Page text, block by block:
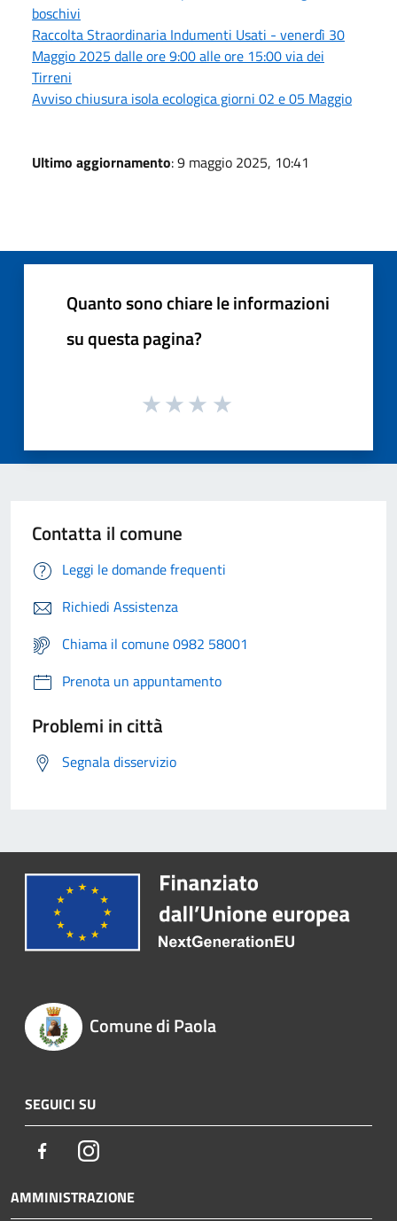
boschivi
Raccolta Straordinaria Indumenti Usati - venerdì 30
Maggio 2025 dalle ore 9:00 alle ore 15:00 via dei
Tirreni
Avviso chiusura isola ecologica giorni 02 e 05 Maggio
Ultimo aggiornamento: 9 maggio 2025, 10:41
Quanto sono chiare le informazioni
su questa pagina?
Contatta il comune
Leggi le domande frequenti
Richiedi Assistenza
Chiama il comune 0982 58001
Prenota un appuntamento
Problemi in città
Segnala disservizio
Comune di Paola
SEGUICI SU
FacebookInstagram
AMMINISTRAZIONE